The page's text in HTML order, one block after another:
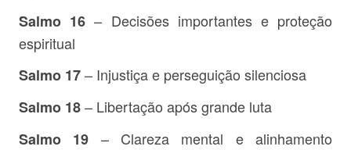
Salmo 16 – Decisões importantes e proteção
espiritual
Salmo 17– Injustiça e perseguição silenciosa
Salmo 18– Libertação após grande luta
Salmo 19 – Clareza mental e alinhamento